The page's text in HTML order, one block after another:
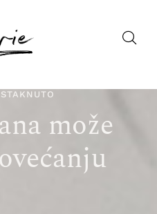
može